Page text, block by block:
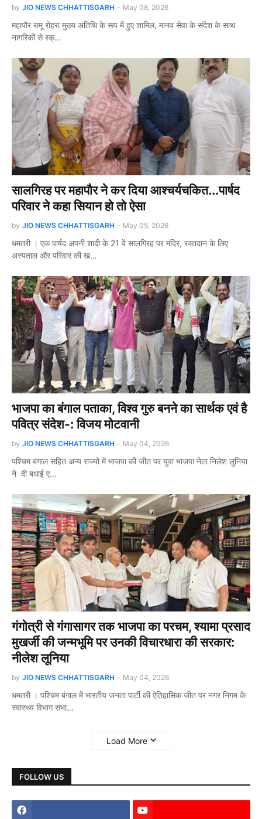
by JIO NEWS CHHATTISGARH - May 08, 2026
महापौर रामू रोहरा मुख्य अतिथि के रूप में हुए शामिल, मानव सेवा के संदेश के साथ
नागरिकों से रक्…
सालगिरह पर महापौर ने कर दिया आश्चर्यचकित...पार्षद
परिवार ने कहा सियान हो तो ऐसा
by JIO NEWS CHHATTISGARH - May 05, 2026
धमतरी । एक पार्षद अपनी शादी के 21 वें सालगिरह पर मंदिर, रक्तदान के लिए
अस्पताल और परिवार की ख…
भाजपा का बंगाल पताका, विश्व गुरु बनने का सार्थक एवं है
पवित्र संदेश-: विजय मोटवानी
by JIO NEWS CHHATTISGARH - May 04, 2026
पश्चिम बंगाल सहित अन्य राज्यों में भाजपा की जीत पर युवा भाजपा नेता निलेश लुनिया
ने दी बधाई ए…
गंगोत्री से गंगासागर तक भाजपा का परचम, श्यामा प्रसाद
मुखर्जी की जन्मभूमि पर उनकी विचारधारा की सरकार:
नीलेश लूनिया
by JIO NEWS CHHATTISGARH - May 04, 2026
धमतरी । पश्चिम बंगाल में भारतीय जनता पार्टी की ऐतिहासिक जीत पर नगर निगम के
स्वास्थ्य विभाग सभा…
Load More
FOLLOW US